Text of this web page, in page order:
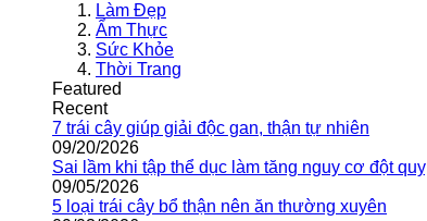
Làm Đẹp
Ẩm Thực
Sức Khỏe
Thời Trang
Featured
Recent
7 trái cây giúp giải độc gan, thận tự nhiên
09/20/2026
Sai lầm khi tập thể dục làm tăng nguy cơ đột quỵ
09/05/2026
5 loại trái cây bổ thận nên ăn thường xuyên